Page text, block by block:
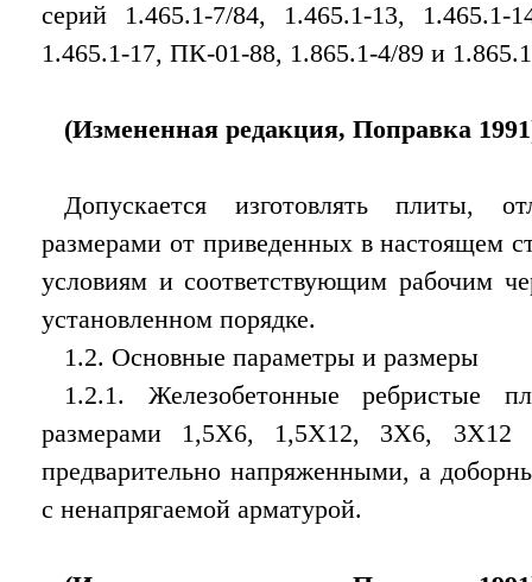
серий 1.465.1-7/84, 1.465.1-13, 1.465.1-
1.465.1-17, ПК-01-88, 1.865.1-4/89 и
(Измененная редакция, Поправка
Допускается изготовлять плиты,
размерами от приведенных в настоящем
условиям и соответствующим рабочим
установленном порядке.
1.2. Основные параметры и размеры
1.2.1. Железобетонные ребристые
размерами 1,5X6, 1,5X12, 3X6, 3X12
предварительно напряженными, а
с ненапрягаемой арматурой.